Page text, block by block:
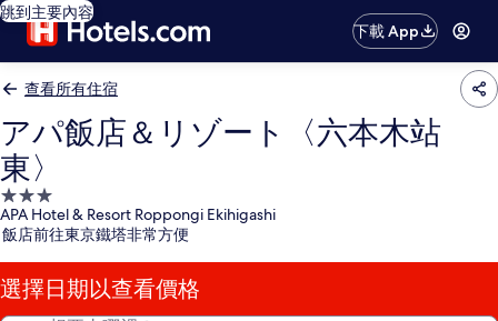
跳到主要內容
下載 App
查看所有住宿
アパ飯店＆リゾート〈六本木站
東〉
3.0
星
級
住
宿
APA Hotel & Resort Roppongi Ekihigashi
飯店前往東京鐵塔非常方便
選擇日期以查看價格